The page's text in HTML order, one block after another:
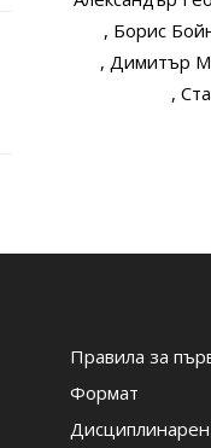
, Борис
, Димитър
,
Правила за
Формат